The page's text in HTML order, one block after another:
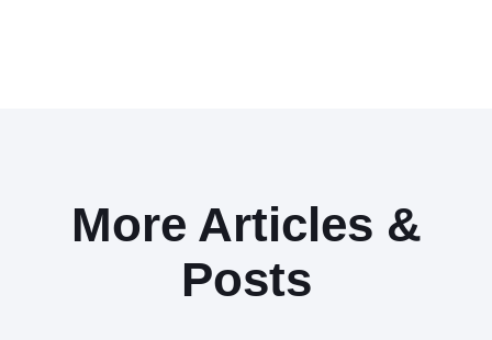
More Articles &
Posts